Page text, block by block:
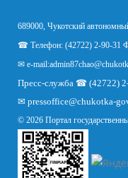
689000, Чукотский
☎ Телефон: (42722) 2-90-31
✉ e-mail:
Пресс-служба ☎ (42722)
✉ pressoffice@chukotka-
© 2026 Портал